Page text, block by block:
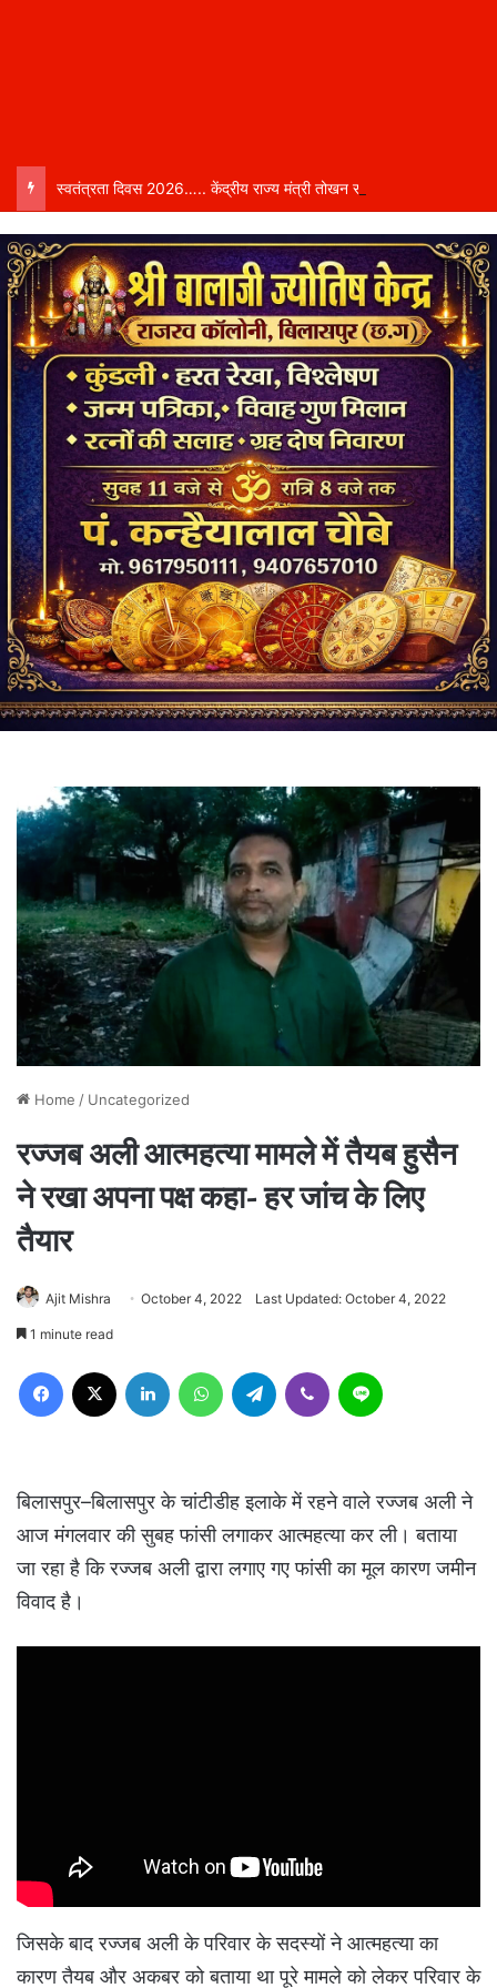
Home / Uncategorized
रज्जब अली आत्महत्या मामले में तैयब हुसैन
ने रखा अपना पक्ष कहा- हर जांच के लिए
तैयार
Ajit Mishra October 4, 2022 Last Updated: October 4, 2022
1 minute read
Facebook LinkedIn WhatsAppTelegram Viber
बिलासपुर–बिलासपुर के चांटीडीह इलाके में रहने वाले रज्जब अली ने
आज मंगलवार की सुबह फांसी लगाकर आत्महत्या कर ली। बताया
जा रहा है कि रज्जब अली द्वारा लगाए गए फांसी का मूल कारण जमीन
विवाद है।
जिसके बाद रज्जब अली के परिवार के सदस्यों ने आत्महत्या का
कारण तैयब और अकबर को बताया था पूरे मामले को लेकर परिवार के